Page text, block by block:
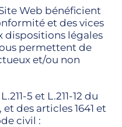
Web bénéficient
et des vices
dispositions légales
permettent de
et/ou non
5 et L.211-12 du
des articles 1641 et
civil :